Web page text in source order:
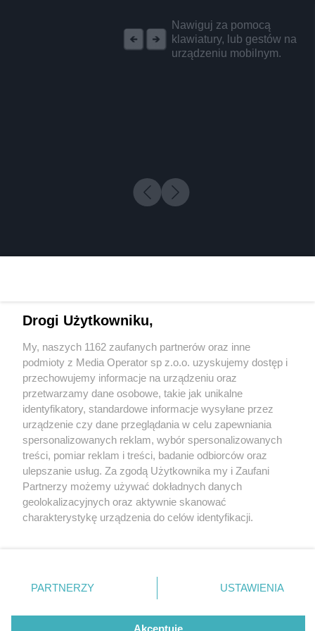
Nawiguj za pomocą
klawiatury, lub gestów na
urządzeniu mobilnym.
4 / 0
Wydawca mediów lokalnych
Nie zapomnij
zapoznać się z:
polityką prywatności regulamin korzystania z portali
Twojemiasto
Piekary Śląskie
Chorzów
Tarnowskie Góry
Gliwice
Skontakuj sięz nami
Kontakt
Wydawca
Redakcja
Drogi Użytkowniku,
My, naszych 1162 zaufanych partnerów oraz inne
podmioty z Media Operator sp z.o.o. uzyskujemy dostęp i
przechowujemy informacje na urządzeniu oraz
przetwarzamy dane osobowe, takie jak unikalne
identyfikatory, standardowe informacje wysyłane przez
urządzenie czy dane przeglądania w celu zapewniania
spersonalizowanych reklam, wybór spersonalizowanych
treści, pomiar reklam i treści, badanie odbiorców oraz
ulepszanie usług. Za zgodą Użytkownika my i Zaufani
Partnerzy możemy używać dokładnych danych
geolokalizacyjnych oraz aktywnie skanować
charakterystykę urządzenia do celów identyfikacji.
zmienić/wycofać klikając przycisk ustawień prywatności
znajdujący się w lewym dolnym rogu strony
rodzaje przetwarzania danych nie wymagają zgody
użytkownika, ale masz prawo sprzeciwić się takiemu
PARTNERZY USTAWIENIA
Akceptuję